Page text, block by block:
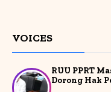
VOICES
RUU PPRT
Dorong Hak